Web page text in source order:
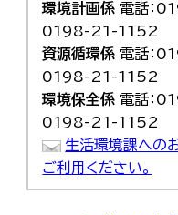
環境計画係 電話：
0198-21-1152
資源循環係 電話：
0198-21-1152
環境保全係 電話：
0198-21-1152
生活環境課への
ご利用ください。